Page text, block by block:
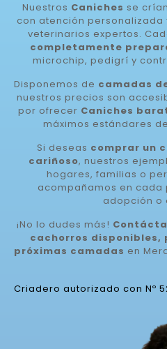
Nuestros Caniches se
con atención
veterinarios expertos.
completamente
microchip, pedigrí y
Disponemos de camadas
nuestros precios son
por ofrecer Caniches
máximos estándares
Si deseas comprar un
cariñoso, nuestros
hogares, familias o
acompañamos en
adopción o
¡No lo dudes más!
cachorros disponibles,
próximas camadas en
Criadero autorizado con Nº